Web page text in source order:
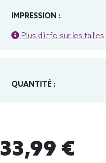
IMPRESSION :
Plus d'info sur les tailles
QUANTITÉ :
33,99 €